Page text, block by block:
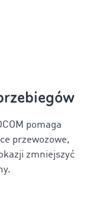
pomaga
przewozowe,
zmniejszyć